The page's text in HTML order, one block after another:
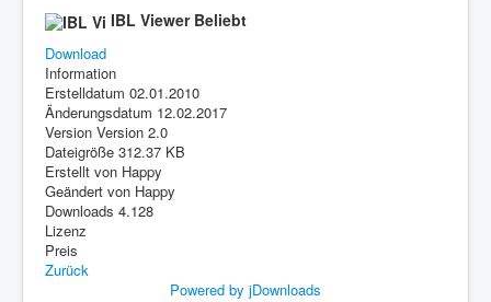
IBL Viewer Beliebt
Download
Information
Erstelldatum 02.01.2010
Änderungsdatum 12.02.2017
Version Version 2.0
Dateigröße 312.37 KB
Erstellt von Happy
Geändert von Happy
Downloads 4.128
Lizenz
Preis
Zurück
Powered by jDownloads